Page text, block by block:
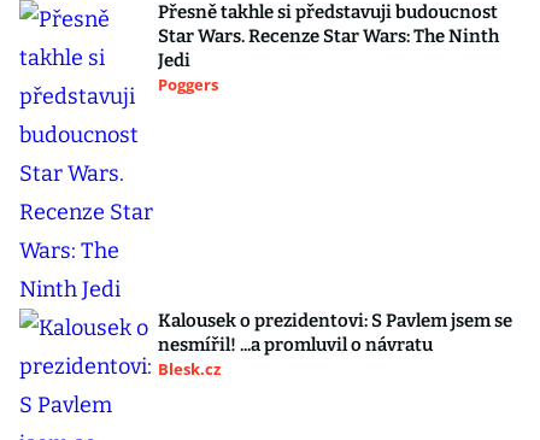
Přesně takhle si představuji budoucnost
Star Wars. Recenze Star Wars: The Ninth
Jedi
Poggers
Kalousek o prezidentovi: S Pavlem jsem se
nesmířil! ...a promluvil o návratu
Blesk.cz